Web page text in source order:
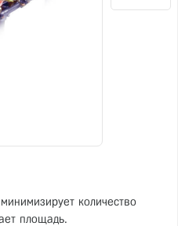
количество
площадь.